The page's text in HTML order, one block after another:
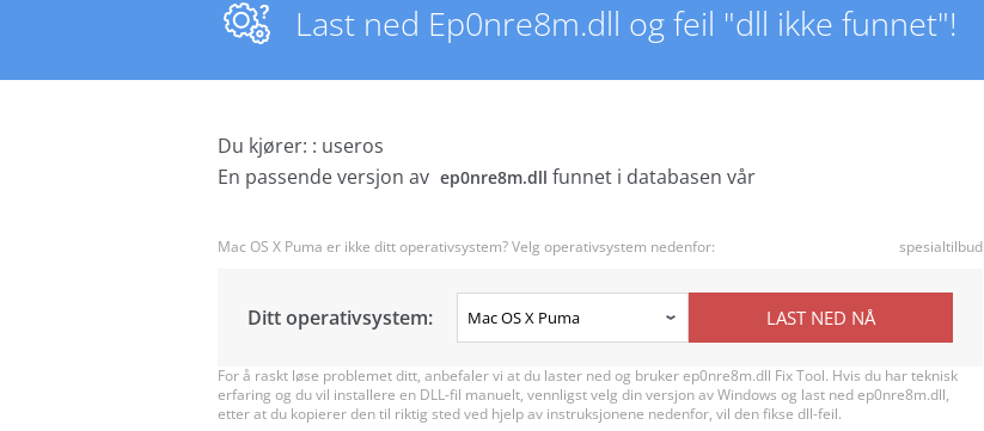
Last ned Ep0nre8m.dll og feil "dll ikke funnet"!
Du kjører: : useros
En passende versjon av ep0nre8m.dll funnet i databasen vår
Mac OS X Puma er ikke ditt operativsystem? Velg operativsystem nedenfor: spesialtilbud
Ditt operativsystem: LAST NED NÅ
For å raskt løse problemet ditt, anbefaler vi at du laster ned og bruker ep0nre8m.dll Fix Tool. Hvis du har teknisk
erfaring og du vil installere en DLL-fil manuelt, vennligst velg din versjon av Windows og last ned ep0nre8m.dll,
etter at du kopierer den til riktig sted ved hjelp av instruksjonene nedenfor, vil den fikse dll-feil.